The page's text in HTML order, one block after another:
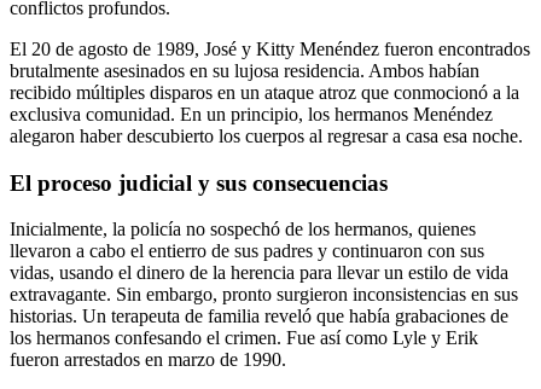
conflictos profundos.
El 20 de agosto de 1989, José y Kitty Menéndez fueron encontrados
brutalmente asesinados en su lujosa residencia. Ambos habían
recibido múltiples disparos en un ataque atroz que conmocionó a la
exclusiva comunidad. En un principio, los hermanos Menéndez
alegaron haber descubierto los cuerpos al regresar a casa esa noche.
El proceso judicial y sus consecuencias
Inicialmente, la policía no sospechó de los hermanos, quienes
llevaron a cabo el entierro de sus padres y continuaron con sus
vidas, usando el dinero de la herencia para llevar un estilo de vida
extravagante. Sin embargo, pronto surgieron inconsistencias en sus
historias. Un terapeuta de familia reveló que había grabaciones de
los hermanos confesando el crimen. Fue así como Lyle y Erik
fueron arrestados en marzo de 1990.